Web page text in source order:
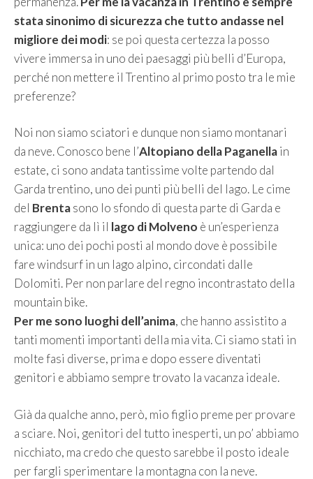
stata sinonimo di sicurezza che tutto andasse nel
migliore dei modi: se poi questa certezza la posso
vivere immersa in uno dei paesaggi più belli d’Europa,
perché non mettere il Trentino al primo posto tra le mie
preferenze?
Noi non siamo sciatori e dunque non siamo montanari
da neve. Conosco bene l’Altopiano della Paganellain
estate, ci sono andata tantissime volte partendo dal
Garda trentino, uno dei punti più belli del lago. Le cime
del Brentasono lo sfondo di questa parte di Garda e
raggiungere da lì il lago di Molveno è un’esperienza
unica: uno dei pochi posti al mondo dove è possibile
fare windsurf in un lago alpino, circondati dalle
Dolomiti. Per non parlare del regno incontrastato della
mountain bike.
Per me sono luoghi dell’anima, che hanno assistito a
tanti momenti importanti della mia vita. Ci siamo stati in
molte fasi diverse, prima e dopo essere diventati
genitori e abbiamo sempre trovato la vacanza ideale.
Già da qualche anno, però, mio figlio preme per provare
a sciare. Noi, genitori del tutto inesperti, un po’ abbiamo
nicchiato, ma credo che questo sarebbe il posto ideale
per fargli sperimentare la montagna con la neve.